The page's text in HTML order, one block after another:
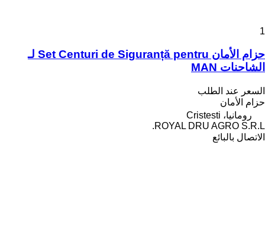
1
حزام الأمان Set Centuri de Siguranță pentru لـ
الشاحنات MAN
السعر عند الطلب
حزام الأمان
رومانيا، Cristesti
ROYAL DRU AGRO S.R.L.
الاتصال بالبائع